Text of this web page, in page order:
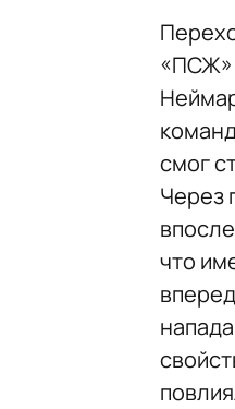
«ПСЖ»
смог
Через
что